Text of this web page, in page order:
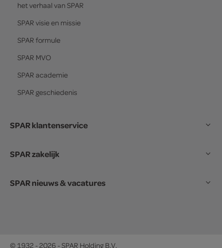
het verhaal van SPAR
SPAR visie en missie
SPAR formule
SPAR MVO
SPAR academie
SPAR geschiedenis
SPAR klantenservice
SPAR zakelijk
SPAR nieuws & vacatures
© 1932 - 2026 - SPAR Holding B.V.